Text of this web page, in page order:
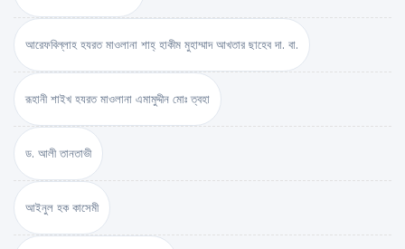
আরেফবিল্লাহ হযরত মাওলানা শাহ্ হাকীম মুহাম্মাদ আখতার ছাহেব দা. বা.
রূহানী শাইখ হযরত মাওলানা এমামুদ্দীন মোঃ ত্বহা
ড. আলী তানতাভী
আইনুল হক কাসেমী